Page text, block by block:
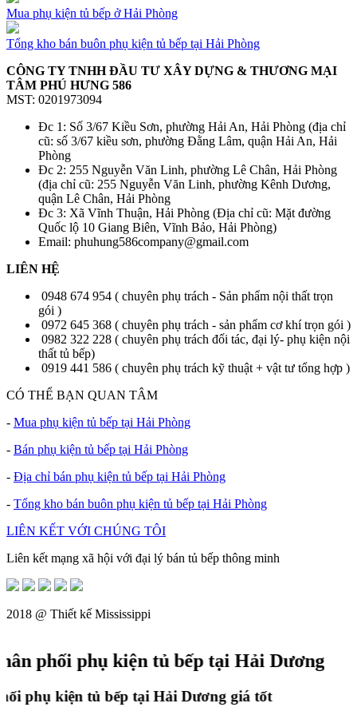
Mua phụ kiện tủ bếp ở Hải Phòng
Tổng kho bán buôn phụ kiện tủ bếp tại Hải Phòng
CÔNG TY TNHH ĐẦU TƯ XÂY DỰNG & THƯƠNG MẠI
TÂM PHÚ HƯNG 586
MST: 0201973094
Đc 1: Số 3/67 Kiều Sơn, phường Hải An, Hải Phòng (địa chỉ
cũ: số 3/67 kiều sơn, phường Đằng Lâm, quận Hải An, Hải
Phòng
Đc 2: 255 Nguyễn Văn Linh, phường Lê Chân, Hải Phòng
(địa chỉ cũ: 255 Nguyễn Văn Linh, phường Kênh Dương,
quận Lê Chân, Hải Phòng
Đc 3: Xã Vĩnh Thuận, Hải Phòng (Địa chỉ cũ: Mặt đường
Quốc lộ 10 Giang Biên, Vĩnh Bảo, Hải Phòng)
Email: phuhung586company@gmail.com
LIÊN HỆ
0948 674 954 ( chuyên phụ trách - Sản phẩm nội thất trọn
gói )
0972 645 368 ( chuyên phụ trách - sản phẩm cơ khí trọn gói )
0982 322 228 ( chuyên phụ trách đối tác, đại lý- phụ kiện nội
thất tủ bếp)
0919 441 586 ( chuyên phụ trách kỹ thuật + vật tư tổng hợp )
CÓ THỂ BẠN QUAN TÂM
- Mua phụ kiện tủ bếp tại Hải Phòng
- Bán phụ kiện tủ bếp tại Hải Phòng
- Địa chỉ bán phụ kiện tủ bếp tại Hải Phòng
- Tổng kho bán buôn phụ kiện tủ bếp tại Hải Phòng
LIÊN KẾT VỚI CHÚNG TÔI
Liên kết mạng xã hội với đại lý bán tủ bếp thông minh
2018 @ Thiết kế Mississippi
phối phụ kiện tủ bếp tại Hải Dương
phụ kiện tủ bếp tại Hải Dương giá tốt